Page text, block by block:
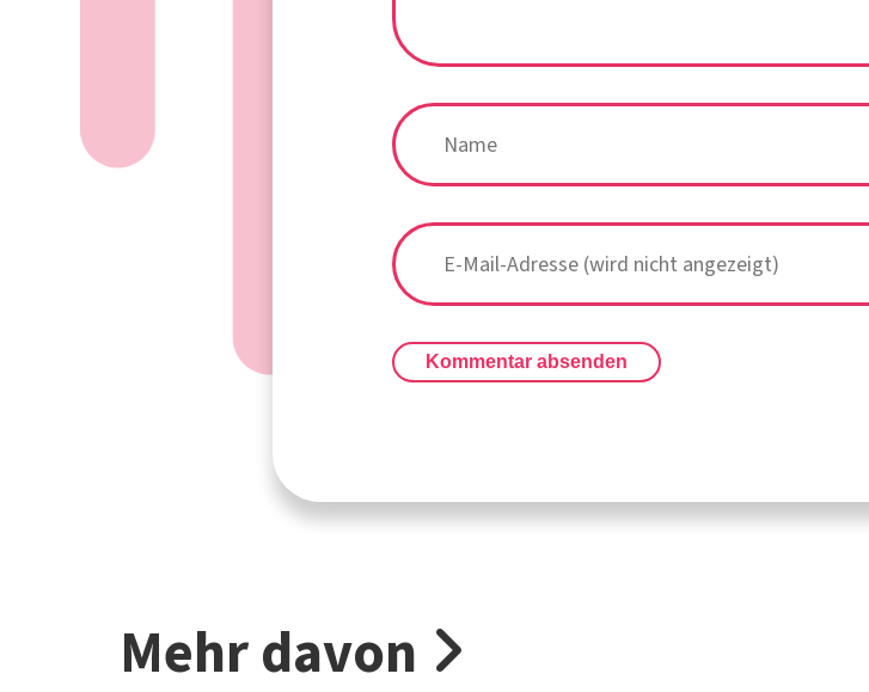
Kommentar absenden
Mehr davon